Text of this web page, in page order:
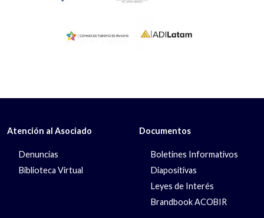
Atención al Asociado
Denuncias
Biblioteca Virtual
Documentos
Boletines Informativos
Diapositivas
Leyes de Interés
Brandbook ACOBIR